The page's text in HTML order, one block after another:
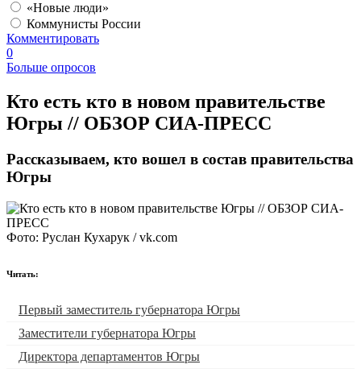
«Новые люди»
Коммунисты России
Комментировать
0
Больше опросов
Кто есть кто в новом правительстве
Югры // ОБЗОР СИА-ПРЕСС
Рассказываем, кто вошел в состав правительства
Югры
Фото: Руслан Кухарук / vk.com
Читать:
Первый заместитель губернатора Югры
Заместители губернатора Югры
Директора департаментов Югры